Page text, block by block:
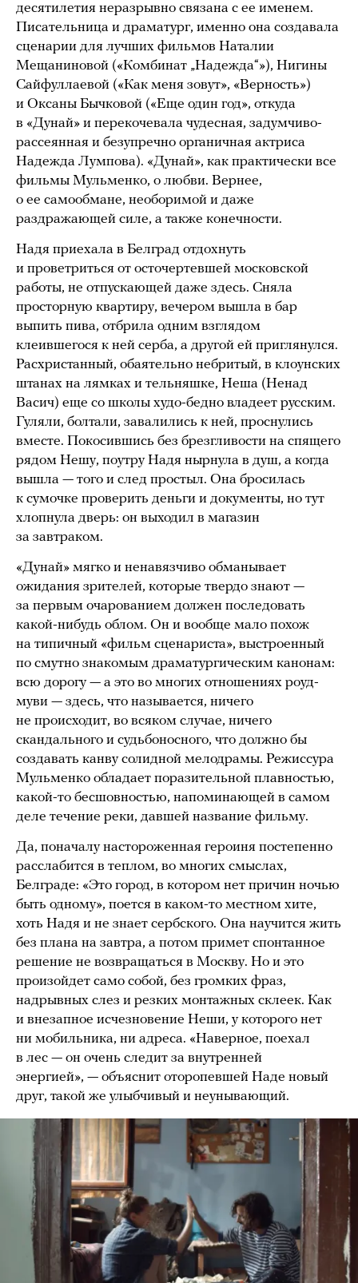
десятилетия неразрывно связана с ее именем.
Писательница и драматург, именно она создавала
сценарии для лучших фильмов Наталии
Мещаниновой («Комбинат „Надежда“»), Нигины
Сайфуллаевой («Как меня зовут», «Верность»)
и Оксаны Бычковой («Еще один год», откуда
в «Дунай» и перекочевала чудесная, задумчиво-
рассеянная и безупречно органичная актриса
Надежда Лумпова). «Дунай», как практически все
фильмы Мульменко, о любви. Вернее,
о ее самообмане, необоримой и даже
раздражающей силе, а также конечности.
Надя приехала в Белград отдохнуть
и проветриться от осточертевшей московской
работы, не отпускающей даже здесь. Сняла
просторную квартиру, вечером вышла в бар
выпить пива, отбрила одним взглядом
клеившегося к ней серба, а другой ей приглянулся.
Расхристанный, обаятельно небритый, в клоунских
штанах на лямках и тельняшке, Неша (Ненад
Васич) еще со школы худо-бедно владеет русским.
Гуляли, болтали, завалились к ней, проснулись
вместе. Покосившись без брезгливости на спящего
рядом Нешу, поутру Надя нырнула в душ, а когда
вышла — того и след простыл. Она бросилась
к сумочке проверить деньги и документы, но тут
хлопнула дверь: он выходил в магазин
за завтраком.
«Дунай» мягко и ненавязчиво обманывает
ожидания зрителей, которые твердо знают —
за первым очарованием должен последовать
какой-нибудь облом. Он и вообще мало похож
на типичный «фильм сценариста», выстроенный
по смутно знакомым драматургическим канонам:
всю дорогу — а это во многих отношениях роуд-
муви — здесь, что называется, ничего
не происходит, во всяком случае, ничего
скандального и судьбоносного, что должно бы
создавать канву солидной мелодрамы. Режиссура
Мульменко обладает поразительной плавностью,
какой-то бесшовностью, напоминающей в самом
деле течение реки, давшей название фильму.
Да, поначалу настороженная героиня постепенно
расслабится в теплом, во многих смыслах,
Белграде: «Это город, в котором нет причин ночью
быть одному», поется в каком-то местном хите,
хоть Надя и не знает сербского. Она научится жить
без плана на завтра, а потом примет спонтанное
решение не возвращаться в Москву. Но и это
произойдет само собой, без громких фраз,
надрывных слез и резких монтажных склеек. Как
и внезапное исчезновение Неши, у которого нет
ни мобильника, ни адреса. «Наверное, поехал
в лес — он очень следит за внутренней
энергией», — объяснит оторопевшей Наде новый
друг, такой же улыбчивый и неунывающий.